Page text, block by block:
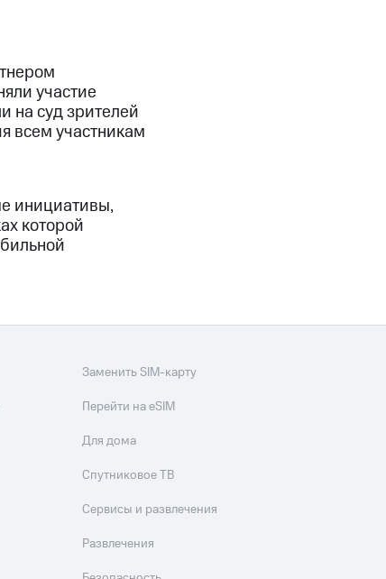
участие
на суд зрителей
всем участникам
инициативы,
которой
Заменить SIM-карту
Перейти на eSIM
Для дома
Спутниковое ТВ
Сервисы и развлечения
Развлечения